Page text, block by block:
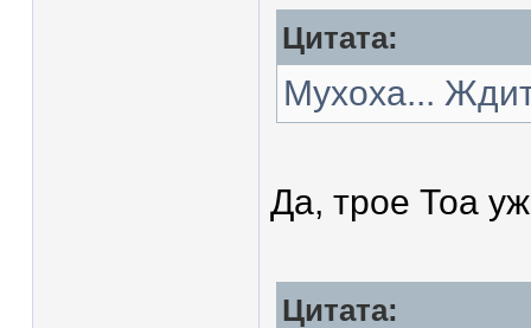
Цитата:
Мухоха...
Да, трое Тоа
Цитата: